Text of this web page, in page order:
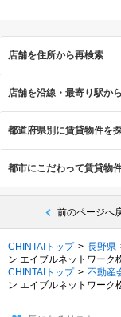
店舗を住所から再検索
店舗を沿線・最寄り駅か
都道府県別に賃貸物件を
都市にこだわって賃貸物
前のページへ
CHINTAIトップ 長野県
ン エイブルネットワーク
CHINTAIトップ
不動産
ン エイブルネットワーク